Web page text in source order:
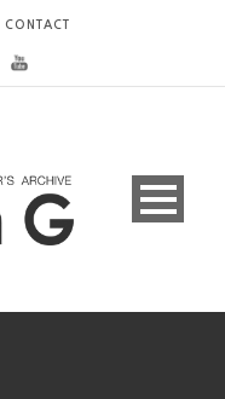
CONTACT